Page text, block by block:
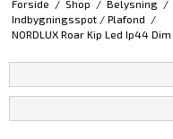
Forside / Shop / Belysning /
Indbygningsspot / Plafond /
NORDLUX Roar Kip Led Ip44 Dim